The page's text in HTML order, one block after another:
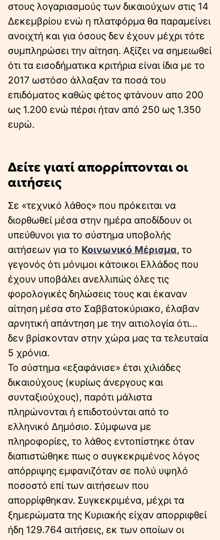
στους λογαριασμούς των δικαιούχων στις 14
Δεκεμβρίου ενώ η πλατφόρμα θα παραμείνει
ανοιχτή και για όσους δεν έχουν μέχρι τότε
συμπληρώσει την αίτηση. Αξίζει να σημειωθεί
ότι τα εισοδήματικα κριτήρια είναι ίδια με το
2017 ωστόσο άλλαξαν τα ποσά του
επιδόματος καθώς φέτος φτάνουν απο 200
ως 1.200 ενώ πέρσι ήταν από 250 ως 1.350
ευρώ.
Δείτε γιατί απορρίπτονται οι
αιτήσεις
Σε «τεχνικό λάθος» που πρόκειται να
διορθωθεί μέσα στην ημέρα αποδίδουν οι
υπεύθυνοι για το σύστημα υποβολής
αιτήσεων για το Κοινωνικό Μέρισμα, το
γεγονός ότι μόνιμοι κάτοικοι Ελλάδος που
έχουν υποβάλει ανελλιπώς όλες τις
φορολογικές δηλώσεις τους και έκαναν
αίτηση μέσα στο Σαββατοκύριακο, έλαβαν
αρνητική απάντηση με την αιτιολογία ότι…
δεν βρίσκονταν στην χώρα μας τα τελευταία
5 χρόνια.
Το σύστημα «εξαφάνισε» έτσι χιλιάδες
δικαιούχους (κυρίως άνεργους και
συνταξιούχους), παρότι μάλιστα
πληρώνονται ή επιδοτούνται από το
ελληνικό Δημόσιο. Σύμφωνα με
πληροφορίες, το λάθος εντοπίστηκε όταν
διαπιστώθηκε πως ο συγκεκριμένος λόγος
απόρριψης εμφανιζόταν σε πολύ υψηλό
ποσοστό επί των αιτήσεων που
απορρίφθηκαν. Συγκεκριμένα, μέχρι τα
ξημερώματα της Κυριακής είχαν απορριφθεί
ήδη 129.764 αιτήσεις, εκ των οποίων οι